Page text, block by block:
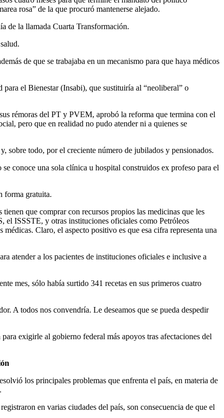
rosa” de la que procuró mantenerse alejado.
de la llamada Cuarta Transformación.
de que se trabajaba en un mecanismo para que haya médicos
el Bienestar (Insabi), que sustituiría al “neoliberal” o
rémoras del PT y PVEM, aprobó la reforma que termina con el
pero que en realidad no pudo atender ni a quienes se
sobre todo, por el creciente número de jubilados y pensionados.
conoce una sola clínica u hospital construidos ex profeso para el
forma gratuita.
que comprar con recursos propios las medicinas que les
el ISSSTE, y otras instituciones oficiales como Petróleos
Claro, el aspecto positivo es que esa cifra representa una
atender a los pacientes de instituciones oficiales e inclusive a
mes, sólo había surtido 341 recetas en sus primeros cuatro
A todos nos convendría. Le deseamos que se pueda despedir
exigirle al gobierno federal más apoyos tras afectaciones del
los principales problemas que enfrenta el país, en materia de
en varias ciudades del país, son consecuencia de que el